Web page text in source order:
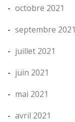
octobre 2021
septembre 2021
juillet 2021
juin 2021
mai 2021
avril 2021